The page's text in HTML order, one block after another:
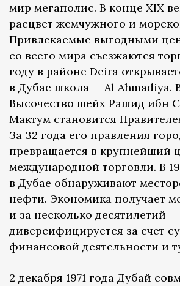
мир мегаполис. В конце XIX
расцвет жемчужного и
Привлекаемые выгодными
со всего мира съезжаются
году в районе Deira
в Дубае школа — Al Ahmadiya.
Высочество шейх Рашид ибн
Мактум становится
За 32 года его правления
превращается в крупнейший
международной торговли. В
в Дубае обнаруживают
нефти. Экономика получает
и за несколько десятилетий
диверсифицируется за счет
финансовой деятельности и
2 декабря 1971 года Дубай